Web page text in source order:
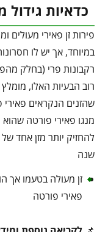
כדאיות גידול
פירות זן פאירי מעולים
במיוחד, אך יש לו
רקבונות פרי (בחלק
רוב הבעיות האלו,
שהזנים הנקראים פאירי
מנגו פאירי פורטה שהוא
להחזיק יותר מזן אחד
שנה
זן מעולה בטעמו אך
פאירי פורטה